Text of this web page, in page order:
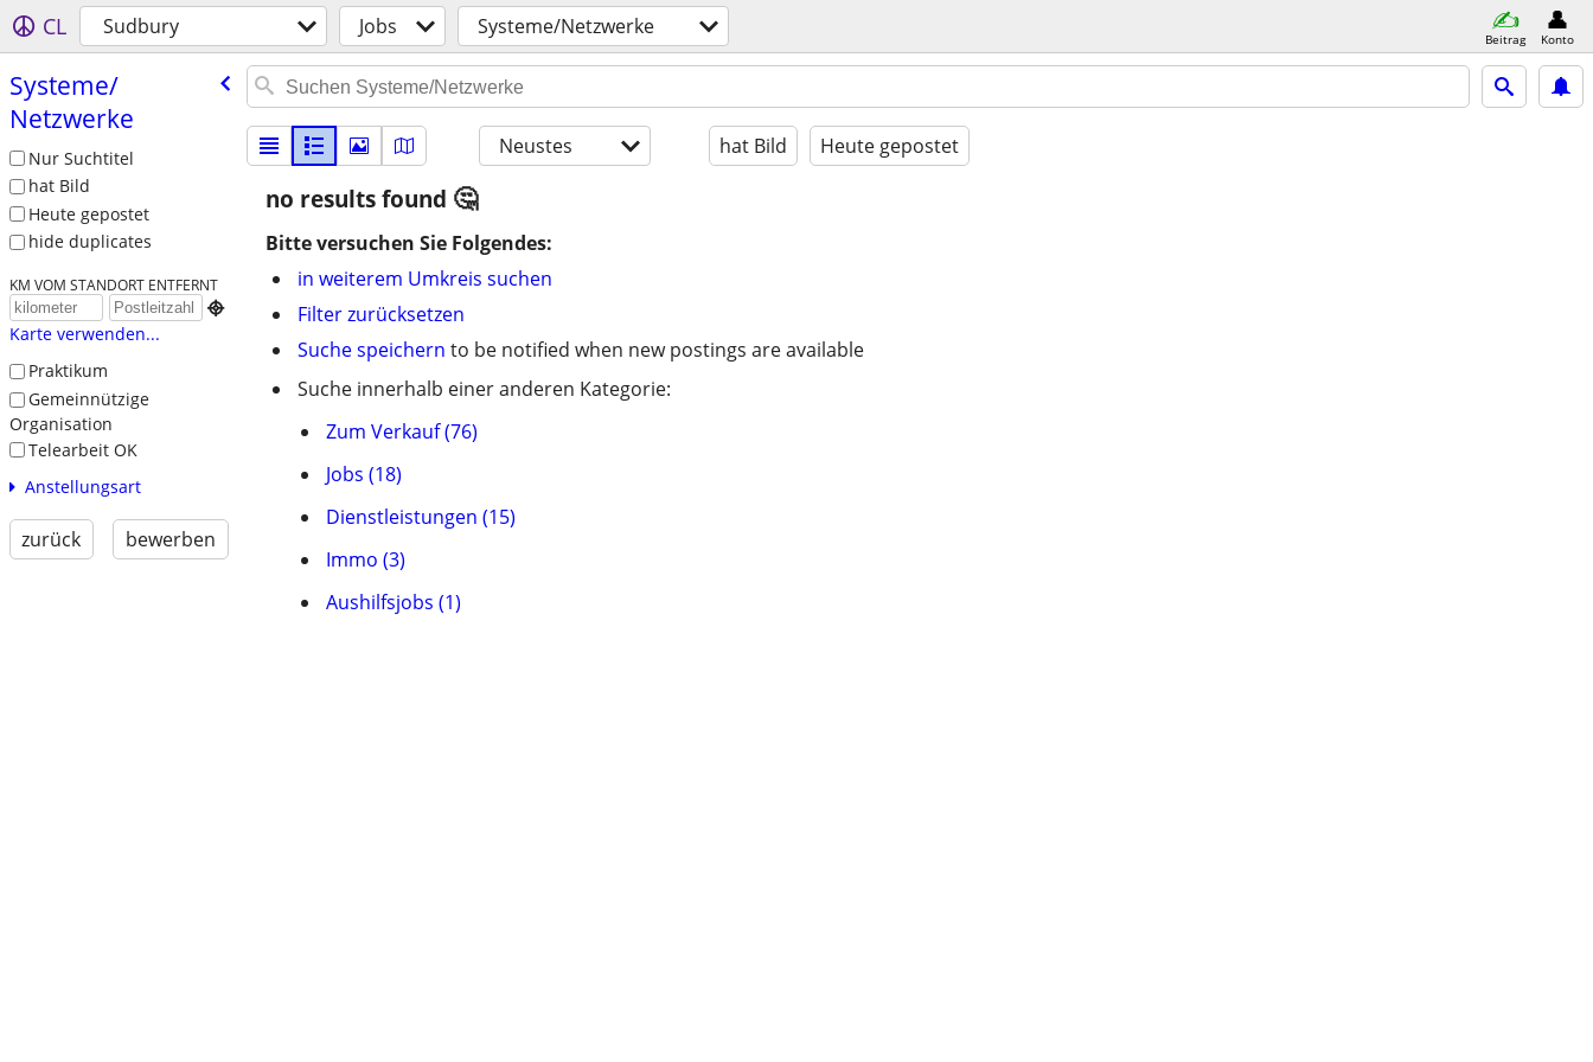
CL Sudbury Jobs Systeme/Netzwerke Beitrag Konto
Systeme/​
Netzwerke
Nur Suchtitel
hat Bild
Heute gepostet
hide duplicates
KM VOM STANDORT ENTFERNT

Karte verwenden...
Praktikum
Gemeinnützige
Organisation
Telearbeit OK
Anstellungsart
zurück bewerben
Neustes hat Bild Heute gepostet
no results found
Bitte versuchen Sie Folgendes:
in weiterem Umkreis suchen
Filter zurücksetzen
Suche speichern to be notified when new postings are available
Suche innerhalb einer anderen Kategorie:
Zum Verkauf (76)
Jobs (18)
Dienstleistungen (15)
Immo (3)
Aushilfsjobs (1)